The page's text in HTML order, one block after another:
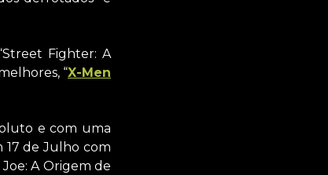
Fighter: A
“X-Men
e com uma
17 de Julho com
A Origem de